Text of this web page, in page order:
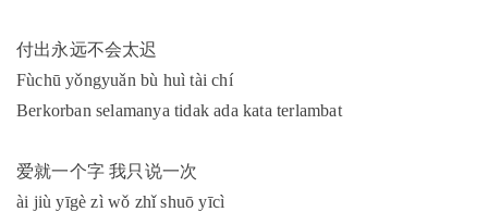
付出永远不会太迟
Fùchū yǒngyuǎn bù huì tài chí
Berkorban selamanya tidak ada kata terlambat
爱就一个字 我只说一次
ài jiù yīgè zì wǒ zhǐ shuō yīcì